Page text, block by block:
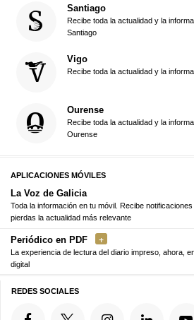
Santiago
Recibe toda la actualidad y la
Santiago
Vigo
Recibe toda la actualidad y la
Ourense
Recibe toda la actualidad y la
Ourense
APLICACIONES MÓVILES
La Voz de Galicia
Toda la información en tu móvil. Recibe
pierdas la actualidad más relevante
Periódico en PDF
La experiencia de lectura del diario impreso, ahora,
digital
REDES SOCIALES